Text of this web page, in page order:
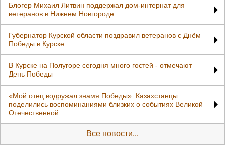
Блогер Михаил Литвин поддержал дом-интернат для
ветеранов в Нижнем Новгороде
Губернатор Курской области поздравил ветеранов с Днём
Победы в Курске
В Курске на Полугоре сегодня много гостей - отмечают
День Победы
«Мой отец водружал знамя Победы». Казахстанцы
поделились воспоминаниями близких о событиях Великой
Отечественной
Все новости...